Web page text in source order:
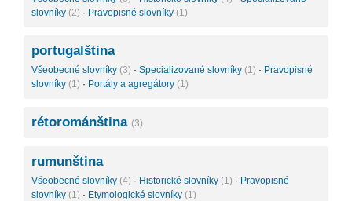
slovníky (2) · Pravopisné slovníky (1)
portugalština
Všeobecné slovníky (3) · Specializované slovníky (1) · Pravopisné
slovníky (1) · Portály a agregátory (1)
rétorománština (3)
rumunština
Všeobecné slovníky (4) · Historické slovníky (1) · Pravopisné
slovníky (1) · Etymologické slovníky (1)